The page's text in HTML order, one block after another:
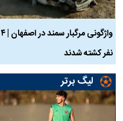
واژگونی مرگبار سمند در اصفهان | ۴
نفر کشته شدند
لیگ برتر